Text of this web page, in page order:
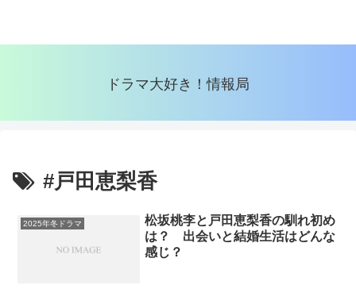
ドラマ大好き！情報局
#戸田恵梨香
2025年冬ドラマ
松坂桃李と戸田恵梨香の馴れ初め
は？ 出会いと結婚生活はどんな
感じ？